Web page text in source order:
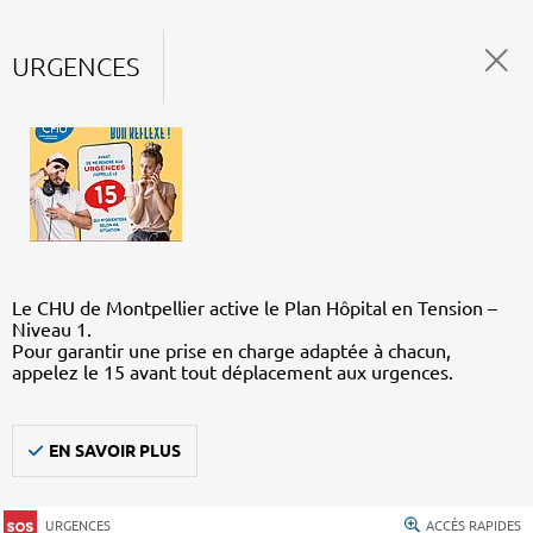
URGENCES
Le CHU de Montpellier active le Plan Hôpital en Tension –
Niveau 1.
Pour garantir une prise en charge adaptée à chacun,
appelez le 15 avant tout déplacement aux urgences.
EN SAVOIR PLUS
URGENCES ACCÈS RAPIDES